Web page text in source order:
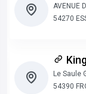
AVENUE
54270
Le Saule
54390